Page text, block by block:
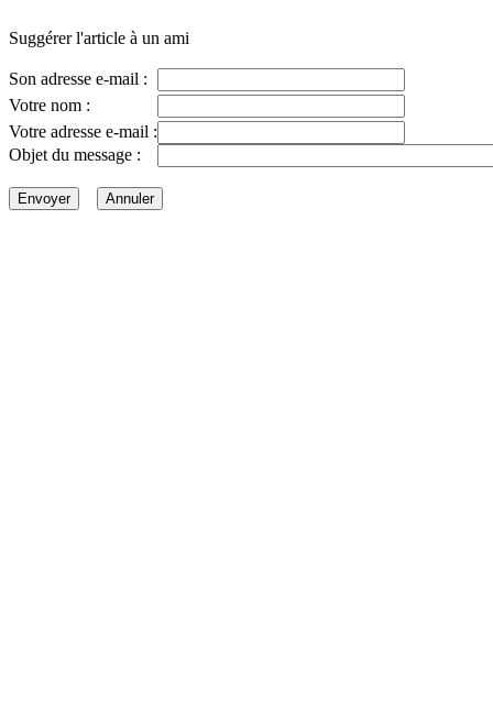
Suggérer l'article à un ami
Son adresse e-mail :
Votre nom :
Votre adresse e-mail :
Objet du message :